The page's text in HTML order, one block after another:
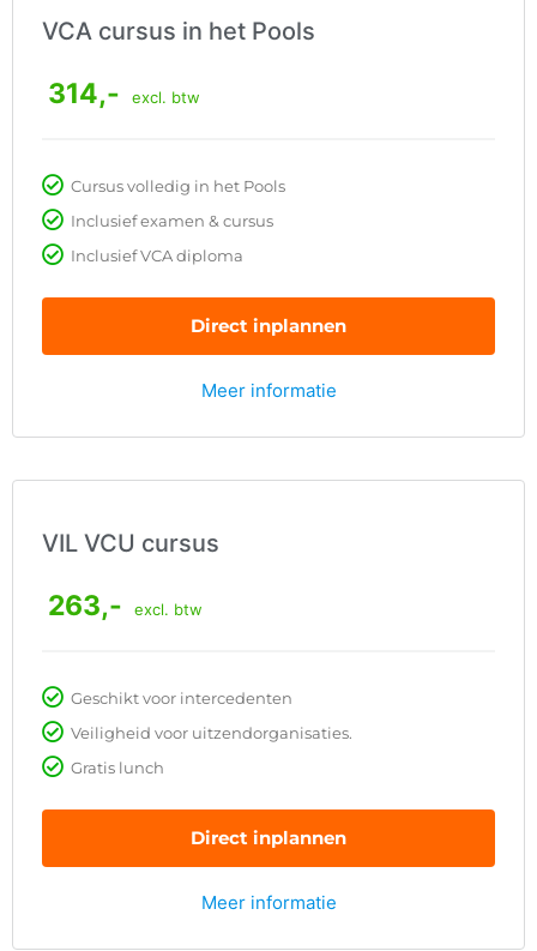
VCA cursus in het Pools
314,- excl. btw
Cursus volledig in het Pools
Inclusief examen & cursus
Inclusief VCA diploma
Direct inplannen
Meer informatie
VIL VCU cursus
263,- excl. btw
Geschikt voor intercedenten
Veiligheid voor uitzendorganisaties.
Gratis lunch
Direct inplannen
Meer informatie